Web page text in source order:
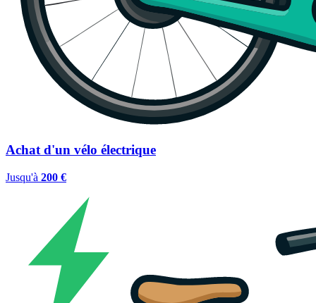
Achat d'un vélo électrique
Jusqu'à 200 €